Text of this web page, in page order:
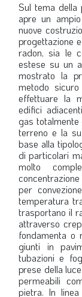
Sul tema della
apre un
nuove
progettazione
radon, sia le
estese su un
mostrato la
metodo
effettuare la
edifici
gas totalmente
terreno e la
base alla
di particolari
molto
per
temperatura
trasportano il
attraverso
fondamenta o
giunti in
tubazioni e
prese della
permeabili
pietra. In